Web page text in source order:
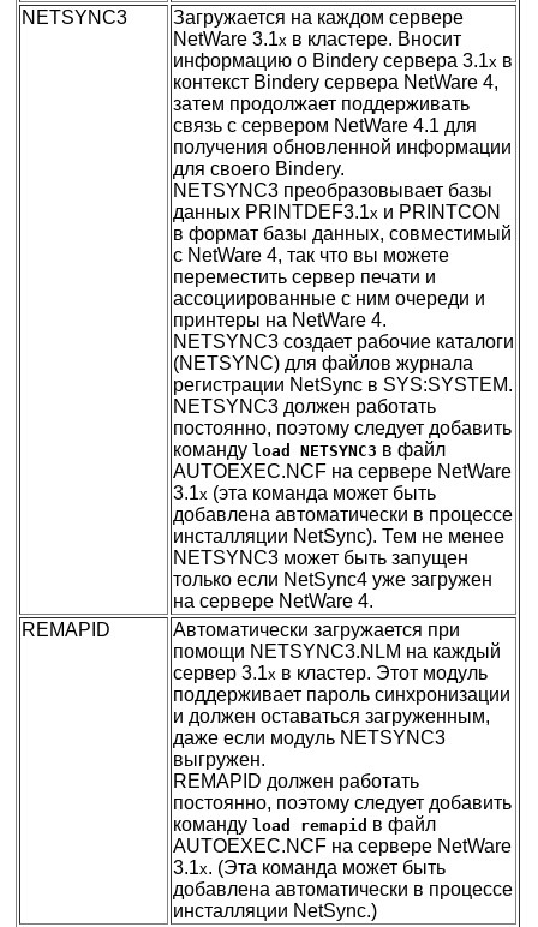
NETSYNC3
Загружается на каждом сервере
NetWare 3.1x в кластере. Вносит
информацию о Bindery сервера 3.1x в
контекст Bindery сервера NetWare 4,
затем продолжает поддерживать
связь с сервером NetWare 4.1 для
получения обновленной информации
для своего Bindery.
NETSYNС3 преобразовывает базы
данных PRINTDEF3.1x и PRINTCON
в формат базы данных, совместимый
с NetWare 4, так что вы можете
переместить сервер печати и
ассоциированные с ним очереди и
принтеры на NetWare 4.
NETSYNС3 создает рабочие каталоги
(NETSYNC) для файлов журнала
регистрации NetSync в SYS:SYSTEM.
NETSYNС3 должен работать
постоянно, поэтому следует добавить
команду load NETSYNС3 в файл
AUTOEXEC.NCF на сервере NetWare
3.1x (эта команда может быть
добавлена автоматически в процессе
инсталляции NetSync). Тем не менее
NETSYNС3 может быть запущен
только если NеtSync4 уже загружен
на сервере NetWare 4.
REMAPID
Автоматически загружается при
помощи NETSYNC3.NLM на каждый
сервер 3.1x в кластер. Этот модуль
поддерживает пароль синхронизации
и должен оставаться загруженным,
даже если модуль NETSYNС3
выгружен.
REMAPID должен работать
постоянно, поэтому следует добавить
команду load remapid в файл
AUTOEXEC.NCF на сервере NetWare
3.1x. (Эта команда может быть
добавлена автоматически в процессе
инсталляции NetSync.)